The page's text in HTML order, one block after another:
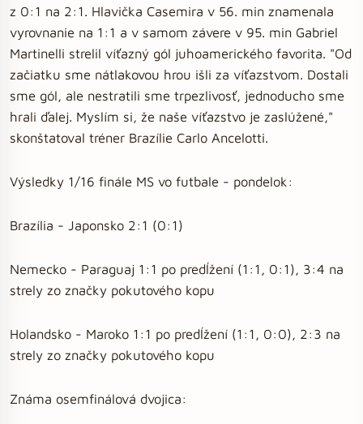
z 0:1 na 2:1. Hlavička Casemira v 56. min znamenala
vyrovnanie na 1:1 a v samom závere v 95. min Gabriel
Martinelli strelil víťazný gól juhoamerického favorita. "Od
začiatku sme nátlakovou hrou išli za víťazstvom. Dostali
sme gól, ale nestratili sme trpezlivosť, jednoducho sme
hrali ďalej. Myslím si, že naše víťazstvo je zaslúžené,"
skonštatoval tréner Brazílie Carlo Ancelotti.
Výsledky 1/16 finále MS vo futbale - pondelok:
Brazília - Japonsko 2:1 (0:1)
Nemecko - Paraguaj 1:1 po predĺžení (1:1, 0:1), 3:4 na
strely zo značky pokutového kopu
Holandsko - Maroko 1:1 po predĺžení (1:1, 0:0), 2:3 na
strely zo značky pokutového kopu
Známa osemfinálová dvojica: